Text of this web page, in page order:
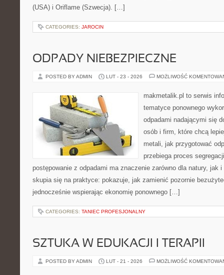
(USA) i Oriflame (Szwecja). […]
CATEGORIES: JAROCIN
ODPADY NIEBEZPIECZNE
POSTED BY ADMIN LUT - 23 - 2026 MOŻLIWOŚĆ
makmetalik.pl to serwis
tematyce ponownego
odpadami nadającymi się
osób i firm, które chcą
metali, jak przygotować
przebiega proces
postępowanie z odpadami ma znaczenie zarówno dla natury, jak i
skupia się na praktyce: pokazuje, jak zamienić pozornie
jednocześnie wspierając ekonomię ponownego […]
CATEGORIES: TANIEC PROFESJONALNY
SZTUKA W EDUKACJI I TERAPII
POSTED BY ADMIN LUT - 21 - 2026 MOŻLIWOŚĆ